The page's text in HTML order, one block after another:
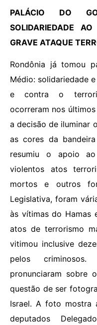
PALÁCIO DO
SOLIDARIEDADE
GRAVE ATAQUE
Rondônia já tomou
Médio: solidariedade
e contra o
ocorreram nos
a decisão de iluminar
as cores da
resumiu o apoio
violentos atos
mortos e outros
Legislativa, foram
às vítimas do Hamas
atos de terrorismo
vitimou inclusive
pelos
pronunciaram sobre
questão de ser
Israel. A foto mostra
deputados